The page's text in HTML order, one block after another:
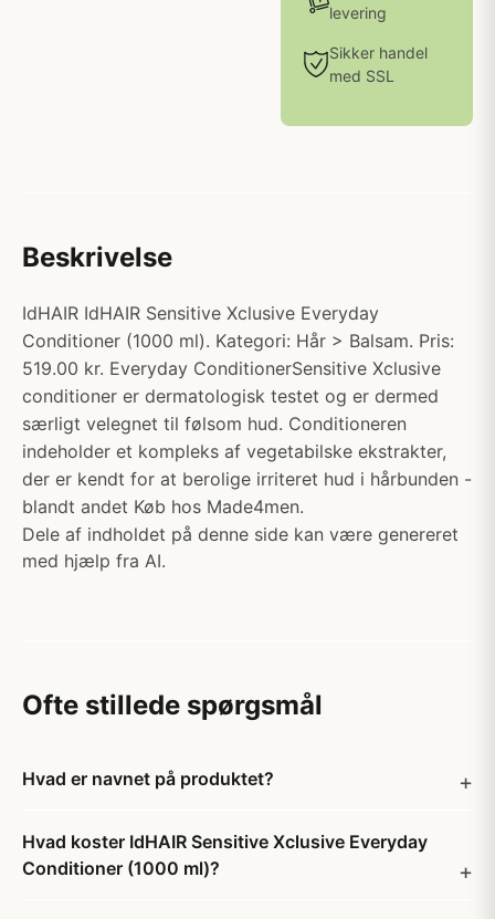
levering
Sikker handel
med SSL
Beskrivelse
IdHAIR IdHAIR Sensitive Xclusive Everyday
Conditioner (1000 ml). Kategori: Hår > Balsam. Pris:
519.00 kr. Everyday ConditionerSensitive Xclusive
conditioner er dermatologisk testet og er dermed
særligt velegnet til følsom hud. Conditioneren
indeholder et kompleks af vegetabilske ekstrakter,
der er kendt for at berolige irriteret hud i hårbunden -
blandt andet Køb hos Made4men.
Dele af indholdet på denne side kan være genereret
med hjælp fra AI.
Ofte stillede spørgsmål
Hvad er navnet på produktet?
Hvad koster IdHAIR Sensitive Xclusive Everyday
Conditioner (1000 ml)?